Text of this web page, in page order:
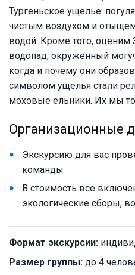
Тургеньское ущелье:
чистым воздухом и
водой. Кроме того,
водопад, окруженный
когда и почему они
символом ущелья стали
моховые ельники. Их мы
Организационные
Экскурсию для вас
команды
В стоимость все
экологические сборы,
Формат экскурсии:
Размер группы: до 4